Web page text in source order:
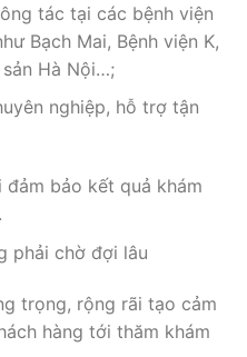
tác tại các bệnh viện
Bạch Mai, Bệnh viện K,
sản Hà Nội…;
nghiệp, hỗ trợ tận
bảo kết quả khám
phải chờ đợi lâu
trọng, rộng rãi tạo cảm
hàng tới thăm khám